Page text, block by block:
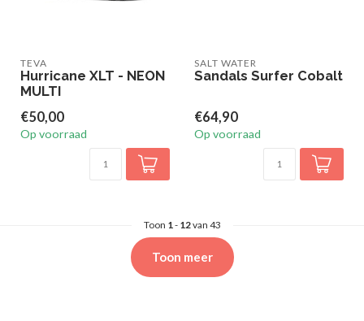
TEVA
Hurricane XLT - NEON
MULTI
€50,00
Op voorraad
SALT WATER
Sandals Surfer Cobalt
€64,90
Op voorraad
Toon 1- 12van 43
Toon meer